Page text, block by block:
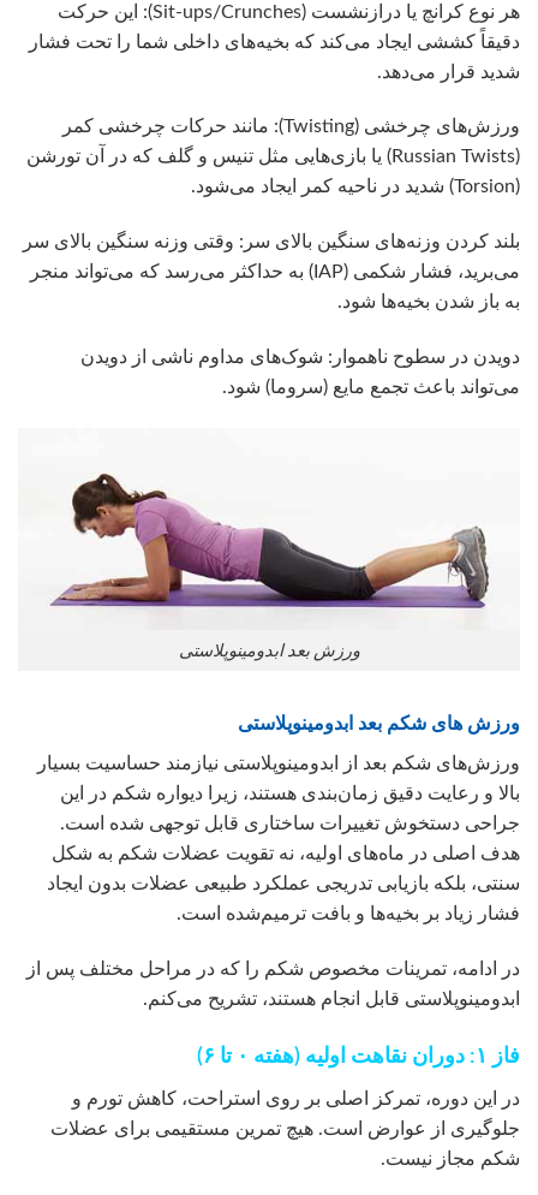
هر نوع کرانچ یا درازنشست (Sit-ups/Crunches): این حرکت
دقیقاً کششی ایجاد می‌کند که بخیه‌های داخلی شما را تحت فشار
شدید قرار می‌دهد.
ورزش‌های چرخشی (Twisting): مانند حرکات چرخشی کمر
(Russian Twists) یا بازی‌هایی مثل تنیس و گلف که در آن تورشن
(Torsion) شدید در ناحیه کمر ایجاد می‌شود.
بلند کردن وزنه‌های سنگین بالای سر: وقتی وزنه سنگین بالای سر
می‌برید، فشار شکمی (IAP) به حداکثر می‌رسد که می‌تواند منجر
به باز شدن بخیه‌ها شود.
دویدن در سطوح ناهموار: شوک‌های مداوم ناشی از دویدن
می‌تواند باعث تجمع مایع (سروما) شود.
ورزش بعد ابدومینوپلاستی
ورزش های شکم بعد ابدومینوپلاستی
ورزش‌های شکم بعد از ابدومینوپلاستی نیازمند حساسیت بسیار
بالا و رعایت دقیق زمان‌بندی هستند، زیرا دیواره شکم در این
جراحی دستخوش تغییرات ساختاری قابل توجهی شده است.
هدف اصلی در ماه‌های اولیه، نه تقویت عضلات شکم به شکل
سنتی، بلکه بازیابی تدریجی عملکرد طبیعی عضلات بدون ایجاد
فشار زیاد بر بخیه‌ها و بافت ترمیم‌شده است.
در ادامه، تمرینات مخصوص شکم را که در مراحل مختلف پس از
ابدومینوپلاستی قابل انجام هستند، تشریح می‌کنم.
فاز ۱: دوران نقاهت اولیه (هفته ۰ تا ۶)
در این دوره، تمرکز اصلی بر روی استراحت، کاهش تورم و
جلوگیری از عوارض است. هیچ تمرین مستقیمی برای عضلات
شکم مجاز نیست.